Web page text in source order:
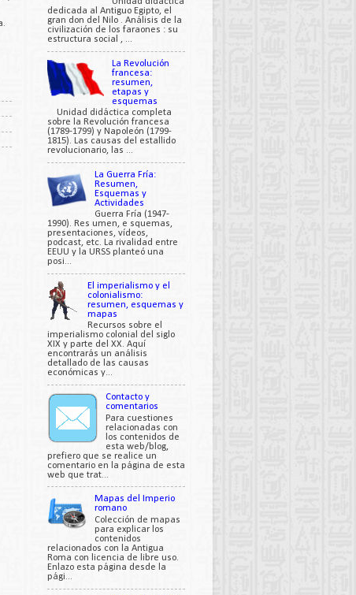
dedicada al Antiguo Egipto, el
gran don del Nilo . Análisis de la
civilización de los faraones : su
estructura social , ...
La Revolución
francesa:
resumen,
etapas y
esquemas
Unidad didáctica completa
sobre la Revolución francesa
(1789-1799) y Napoleón (1799-
1815). Las causas del estallido
revolucionario, las ...
La Guerra Fría:
Resumen,
Esquemas y
Actividades
Guerra Fría (1947-
1990). Res umen, e squemas,
presentaciones, vídeos,
podcast, etc. La rivalidad entre
EEUU y la URSS planteó una
posi...
El imperialismo y el
colonialismo:
resumen, esquemas y
mapas
Recursos sobre el
imperialismo colonial del siglo
XIX y parte del XX. Aquí
encontrarás un análisis
detallado de las causas
económicas y...
Contacto y
comentarios
Para cuestiones
relacionadas con
los contenidos de
esta web/blog,
prefiero que se realice un
comentario en la página de esta
web que trat...
Mapas del Imperio
romano
Colección de mapas
para explicar los
contenidos
relacionados con la Antigua
Roma con licencia de libre uso.
Enlazo esta página desde la
pági...